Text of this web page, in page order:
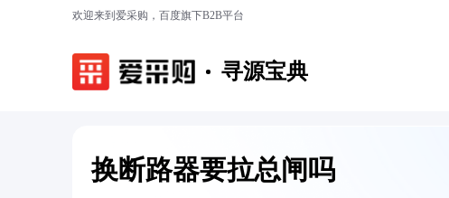
欢迎来到爱采购，百度旗下B2B平台
寻源宝典
换断路器要拉总闸吗